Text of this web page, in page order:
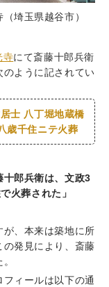
埼玉県越谷市）
寺にて斎藤十郎兵衛
ように記されてい
士 八丁堀地蔵橋
歳千住ニテ火葬
十郎兵衛は、文政3
火葬された」
、本来は築地に所
発見により、斎藤
ィールは以下の通